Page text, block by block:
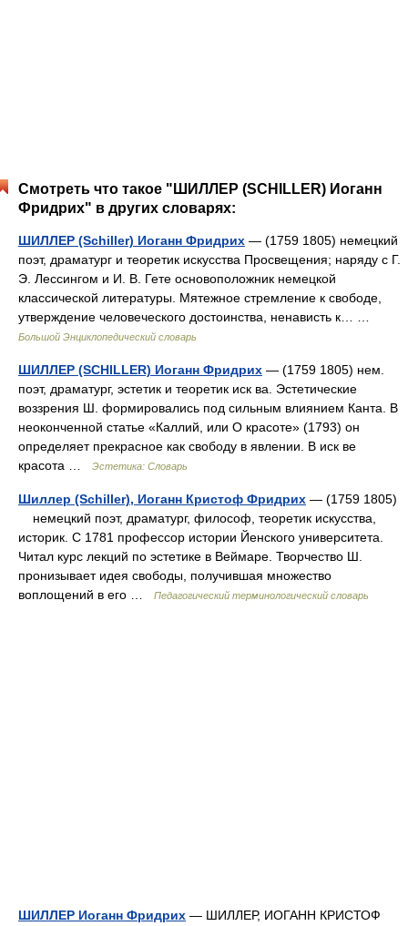
Смотреть что такое "ШИЛЛЕР (SCHILLER) Иоганн
Фридрих" в других словарях:
ШИЛЛЕР (Schiller) Иоганн Фридрих — (1759 1805) немецкий
поэт, драматург и теоретик искусства Просвещения; наряду с Г.
Э. Лессингом и И. В. Гете основоположник немецкой
классической литературы. Мятежное стремление к свободе,
утверждение человеческого достоинства, ненависть к… …
Большой Энциклопедический словарь
ШИЛЛЕР (SCHILLER) Иоганн Фридрих — (1759 1805) нем.
поэт, драматург, эстетик и теоретик иск ва. Эстетические
воззрения Ш. формировались под сильным влиянием Канта. В
неоконченной статье «Каллий, или О красоте» (1793) он
определяет прекрасное как свободу в явлении. В иск ве
красота …
Эстетика: Словарь
Шиллер (Schiller), Иоганн Кристоф Фридрих — (1759 1805)
немецкий поэт, драматург, философ, теоретик искусства,
историк. С 1781 профессор истории Йенского университета.
Читал курс лекций по эстетике в Веймаре. Творчество Ш.
пронизывает идея свободы, получившая множество
воплощений в его …
Педагогический терминологический словарь
ШИЛЛЕР Иоганн Фридрих — ШИЛЛЕР, ИОГАНН КРИСТОФ